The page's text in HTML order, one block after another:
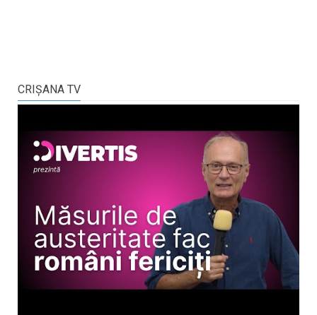
CRIŞANA TV